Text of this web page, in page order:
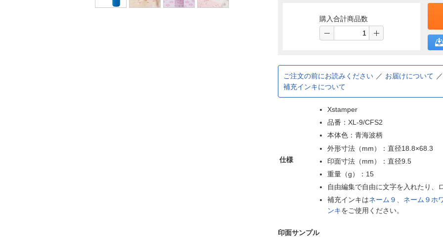
購入合計商品数
ご注文の前にお読みください
お届けについて
補充インキについて
仕様
Xstamper
品番：XL-9/CFS2
本体色：青海波柄
外形寸法（mm）：直径18.8×68.3
印面寸法（mm）：直径9.5
重量（g）：15
自由編集で自由に文字を入れたり、
補充インキはネーム９、ネーム９ホ
ンキをご使用ください。
印面サンプル